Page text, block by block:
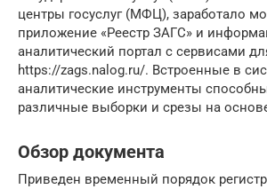
центры госуслуг (МФЦ), заработало
приложение «Реестр ЗАГС» и
аналитический портал с сервисами
https://zags.nalog.ru/. Встроенные в
аналитические инструменты
различные выборки и срезы на
Обзор документа
Приведен временный порядок